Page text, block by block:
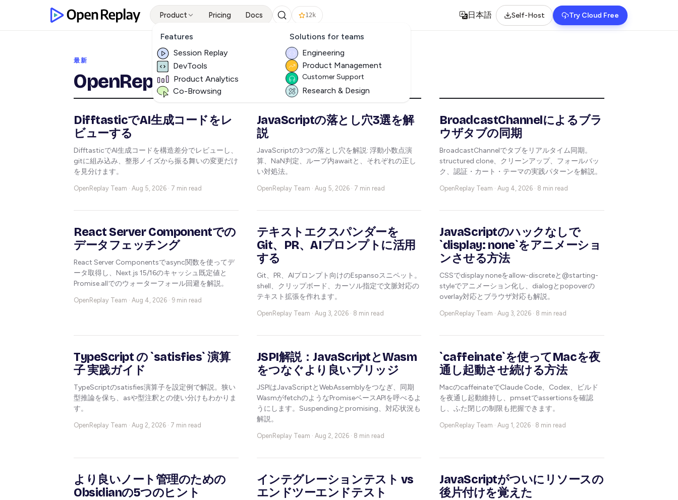
Product
Features
Session Replay
DevTools
Product Analytics
Co-Browsing
Solutions for teams
Engineering
Product Management
Customer Support
Research & Design
Pricing Docs 12k
Select language
日本語 Self-Host Try Cloud Free
最新
OpenReplay ブログ
DifftasticでAI生成コードをレ
ビューする
DifftasticでAI生成コードを構造差分でレビューし、
gitに組み込み、整形ノイズから振る舞いの変更だけ
を見分けます。
OpenReplay Team · Aug 5, 2026 · 7 min read
JavaScriptの落とし穴3選を解
説
JavaScriptの3つの落とし穴を解説: 浮動小数点演
算、NaN判定、ループ内awaitと、それぞれの正し
い対処法。
OpenReplay Team · Aug 5, 2026 · 7 min read
BroadcastChannelによるブラ
ウザタブの同期
BroadcastChannelでタブをリアルタイム同期。
structured clone、クリーンアップ、フォールバッ
ク、認証・カート・テーマの実践パターンを解説。
OpenReplay Team ·Aug 4, 2026 · 8 min read
React Server Componentでの
データフェッチング
React Server Componentsでasync関数を使ってデ
ータ取得し、Next.js 15/16のキャッシュ既定値と
Promise.allでのウォーターフォール回避を解説。
OpenReplay Team · Aug 4, 2026 · 9 min read
テキストエクスパンダーを
Git、PR、AIプロンプトに活用
する
Git、PR、AIプロンプト向けのEspansoスニペット。
shell、クリップボード、カーソル指定で文脈対応の
テキスト拡張を作れます。
OpenReplay Team · Aug 3, 2026 · 8 min read
JavaScriptのハックなしで
`display: none`をアニメーショ
ンさせる方法
CSSでdisplay noneをallow-discreteと@starting-
styleでアニメーション化し、dialogとpopoverの
overlay対応とブラウザ対応も解説。
OpenReplay Team ·Aug 3, 2026 · 8 min read
TypeScript の `satisfies` 演算
子 実践ガイド
TypeScriptのsatisfies演算子を設定例で解説。狭い
型推論を保ち、asや型注釈との使い分けもわかりま
す。
OpenReplay Team · Aug 2, 2026 · 7 min read
JSPI解説：JavaScriptとWasm
をつなぐより良いブリッジ
JSPIはJavaScriptとWebAssemblyをつなぎ、同期
WasmがfetchのようなPromiseベースAPIを呼べるよ
うにします。Suspendingとpromising、対応状況も
解説。
OpenReplay Team · Aug 2, 2026 · 8 min read
`caffeinate`を使ってMacを夜
通し起動させ続ける方法
MacのcaffeinateでClaude Code、Codex、ビルド
を夜通し起動維持し、pmsetでassertionsを確認
し、ふた閉じの制限も把握できます。
OpenReplay Team ·Aug 1, 2026 · 8 min read
より良いノート管理のための
Obsidianの5つのヒント
インテグレーションテスト vs
エンドツーエンドテスト
JavaScriptがついにリソースの
後片付けを覚えた